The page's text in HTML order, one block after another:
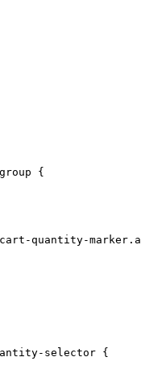
{
quantity-
selector {